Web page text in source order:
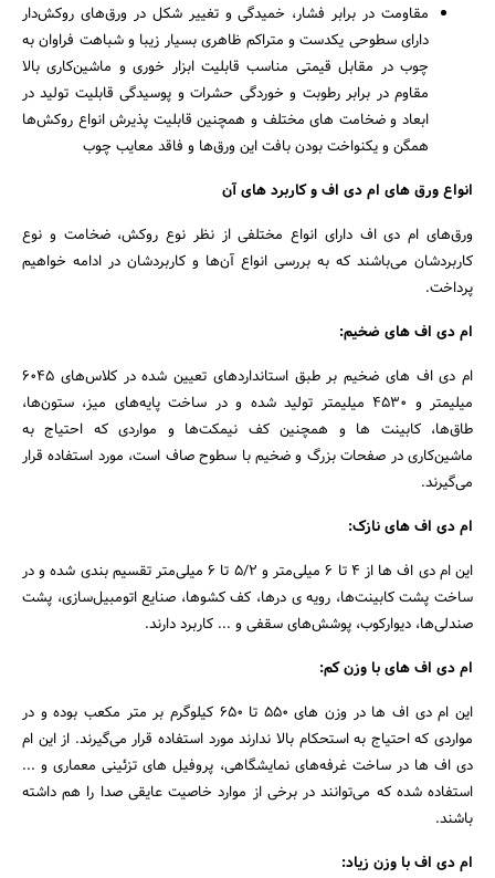
جستجو
مقاومت در برابر فشار، خمیدگی و تغییر شکل در ورق‌های روکش‌دار
دارای سطوحی یکدست و متراکم ظاهری بسیار زیبا و شباهت فراوان به
چوب در مقابل قیمتی مناسب قابلیت ابزار خوری و ماشین‌کاری بالا
مقاوم در برابر رطوبت و خوردگی حشرات و پوسیدگی قابلیت تولید در
ابعاد و ضخامت‌ های مختلف و همچنین قابلیت پذیرش انواع روکش‌ها
همگن و یکنواخت بودن بافت این ورق‌ها و فاقد معایب چوب
انواع ورق ‌های ام دی اف و کاربرد های آن
ورق‌های ام دی اف دارای انواع مختلفی از نظر نوع روکش، ضخامت و نوع
کاربردشان می‌باشند که به بررسی انواع آن‌ها و کاربردشان در ادامه خواهیم
پرداخت.
ام دی اف های ضخیم:
ام دی اف های ضخیم بر طبق استانداردهای تعیین شده در کلاس‌های ۶۰۴۵
میلیمتر و ۴۵۳۰ میلیمتر تولید شده و در ساخت پایه‌های میز، ستون‌ها،
طاق‌ها، کابینت ها و همچنین کف نیمکت‌ها و مواردی که احتیاج به
ماشین‌کاری در صفحات بزرگ و ضخیم با سطوح صاف است، مورد استفاده قرار
می‌گیرند.
ام دی اف های نازک:
این ام دی اف ها از ۴ تا ۶ میلی‌متر و ۵/۲ تا ۶ میلی‌متر تقسیم‌ بندی‌ شده و در
ساخت پشت کابینت‌ها، رویه‌ ی درها، کف کشوها، صنایع اتومبیل‌سازی، پشت
صندلی‌ها، دیوارکوب، پوشش‌های سقفی و ... کاربرد دارند.
ام دی اف های با وزن کم:
این ام دی اف ها در وزن‌ های ۵۵۰ تا ۶۵۰ کیلوگرم بر متر مکعب بوده و در
مواردی که احتیاج به استحکام بالا ندارند مورد استفاده قرار می‌گیرند. از این ام
دی اف ها در ساخت غرفه‌های نمایشگاهی، پروفیل‌ های تزئینی معماری و ...
استفاده‌ شده که می‌توانند در برخی از موارد خاصیت عایقی صدا را هم داشته
باشند.
ام دی اف با وزن زیاد: